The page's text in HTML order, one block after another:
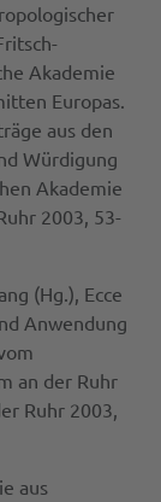
Akademie
Europas.
aus den
Würdigung
Akademie
2003, 53-
(Hg.), Ecce
Anwendung
an der Ruhr
Ruhr 2003,
aus